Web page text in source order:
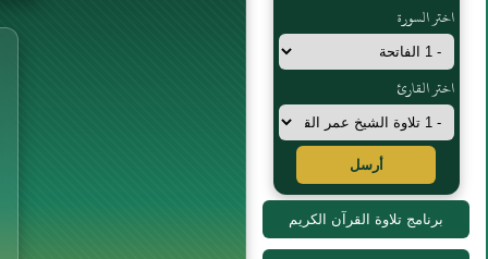
اختر السورة
اختر القارئ
أرسل
برنامج تلاوة القرآن الكريم